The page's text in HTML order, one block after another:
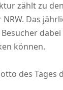
zählt zu
Das
können.
des Tages